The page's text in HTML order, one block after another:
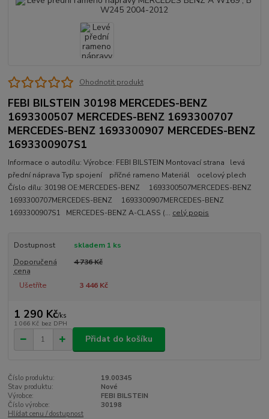
Ohodnotit produkt
FEBI BILSTEIN 30198 MERCEDES-BENZ
1693300507 MERCEDES-BENZ 1693300707
MERCEDES-BENZ 1693300907 MERCEDES-BENZ
1693300907S1
Informace o autodílu: Výrobce: FEBI BILSTEIN Montovací strana levá
přední náprava Typ spojení příčné rameno Materiál ocelový plech
Číslo dílu: 30198 OE:MERCEDES-BENZ 1693300507MERCEDES-BENZ
1693300707MERCEDES-BENZ 1693300907MERCEDES-BENZ
1693300907S1 MERCEDES-BENZ A-CLASS (... celý popis
Dostupnost
skladem 1 ks
Doporučená
cena
4 736 Kč
Ušetříte 3 446 Kč
1 290 Kč/ks
1 066 Kč bez DPH
Přidat do košíku
Číslo produktu:
19.00345
Stav produktu:
Nové
Výrobce:
FEBI BILSTEIN
Číslo výrobce:
30198
Hlídat cenu / dostupnost